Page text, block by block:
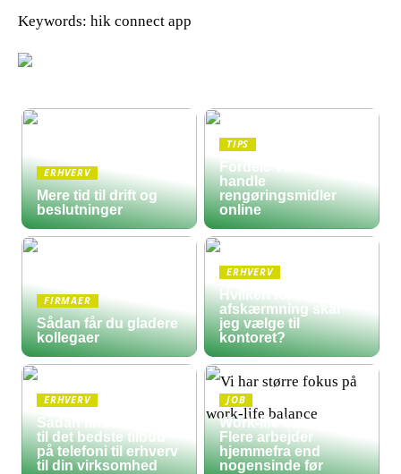
Keywords: hik connect app
ERHVERV
Mere tid til drift og
beslutninger
TIPS
Fordele ved at
handle
rengøringsmidler
online
FIRMAER
Sådan får du gladere
kollegaer
ERHVERV
Hvilken form for
afskærmning skal
jeg vælge til
kontoret?
ERHVERV
Sådan finder du frem
til det bedste tilbud
på telefoni til erhverv
til din virksomhed
JOB
Work-life balance:
Flere arbejder
hjemmefra end
nogensinde før